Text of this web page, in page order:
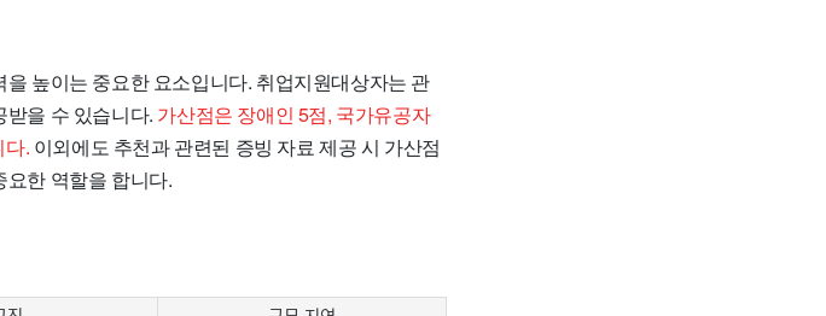
높이는 중요한 요소입니다. 취업지원대상자는 관
을 수 있습니다. 가산점은 장애인 5점, 국가유공자
다. 이외에도 추천과 관련된 증빙 자료 제공 시 가산점
한 역할을 합니다.